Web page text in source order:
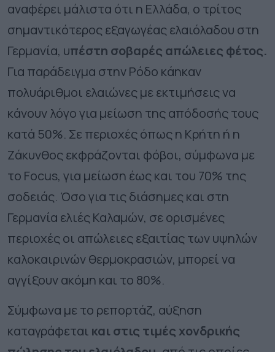
αναφέρει μάλιστα ότι η Ελλάδα, ο τρίτος
σημαντικότερος εξαγωγέας ελαιόλαδου στη
Γερμανία, υπέστη σοβαρές απώλειες φέτος.
Για παράδειγμα στην Ρόδο κάηκαν
πολυάριθμοι ελαιώνες με εκτιμήσεις να
κάνουν λόγο για μείωση της απόδοσής τους
κατά 50%. Σε περιοχές όπως η Κρήτη ή η
Ζάκυνθος εκφράζονται φόβοι, σύμφωνα με
το Focus, για μείωση έως και του 70% της
σοδειάς. Όσο για τις διάσημες και στη
Γερμανία ελιές Καλαμών, σε ορισμένες
περιοχές οι απώλειες εξαιτίας των υψηλών
καλοκαιρινών θερμοκρασιών, μπορεί να
αγγίξουν ακόμη και το 80%.
Σύμφωνα με το ρεπορτάζ, αύξηση
καταγράφεται και στις τιμές χονδρικής